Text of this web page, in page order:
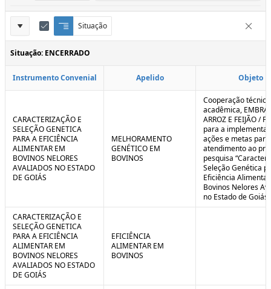
Definições
do
Relatório
Situação
Q
u
e
b
a
o
n
l
t
u
o
E
d
i
t
r
t
r
r
Situação: ENCERRADO
Instrumento Convenial Apelido Objeto
CARACTERIZAÇÃO E
SELEÇÃO GENETICA
PARA A EFICIÊNCIA
ALIMENTAR EM
BOVINOS NELORES
AVALIADOS NO ESTADO
DE GOIÁS
MELHORAMENTO
GENÉTICO EM
BOVINOS
Cooperação
acadêmica,
ARROZ E FEIJÃO /
para a
ações e metas
atendimento ao
pesquisa
Seleção Genética
Eficiência
Bovinos Nelores
no Estado de
CARACTERIZAÇÃO E
SELEÇÃO GENETICA
PARA A EFICIÊNCIA
ALIMENTAR EM
BOVINOS NELORES
AVALIADOS NO ESTADO
DE GOIÁS
EFICIÊNCIA
ALIMENTAR EM
BOVINOS